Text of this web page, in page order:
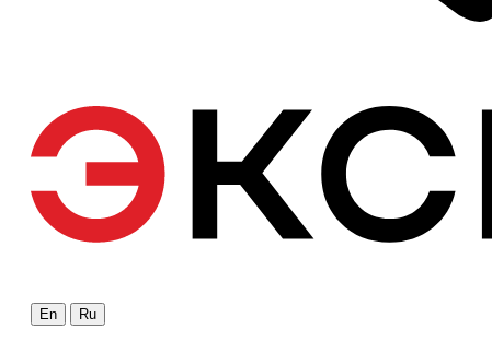
En Ru